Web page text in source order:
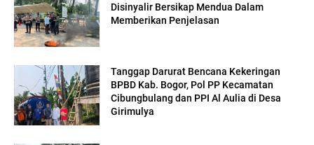
Disinyalir Bersikap Mendua Dalam
Memberikan Penjelasan
Tanggap Darurat Bencana Kekeringan
BPBD Kab. Bogor, Pol PP Kecamatan
Cibungbulang dan PPI Al Aulia di Desa
Girimulya